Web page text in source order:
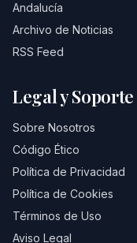
Andalucía
Archivo de Noticias
RSS Feed
Legal y Soporte
Sobre Nosotros
Código Ético
Política de Privacidad
Política de Cookies
Términos de Uso
Aviso Legal